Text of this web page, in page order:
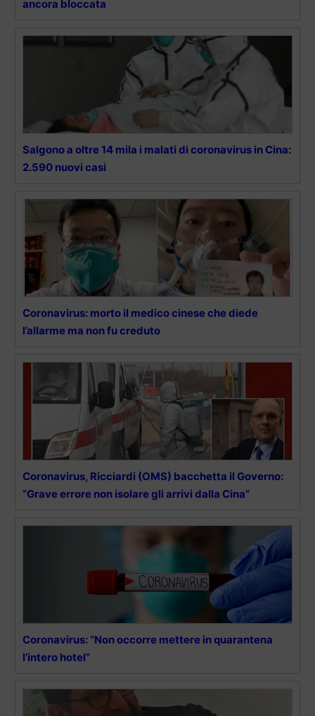
ancora bloccata
Salgono a oltre 14 mila i malati di coronavirus in Cina:
2.590 nuovi casi
Coronavirus: morto il medico cinese che diede
l’allarme ma non fu creduto
Coronavirus, Ricciardi (OMS) bacchetta il Governo:
“Grave errore non isolare gli arrivi dalla Cina”
Coronavirus: “Non occorre mettere in quarantena
l’intero hotel”